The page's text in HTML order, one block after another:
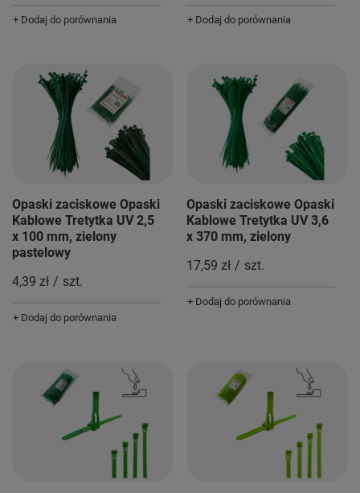
+ Dodaj do porównania + Dodaj do porównania
Opaski zaciskowe Opaski
Kablowe Tretytka UV 2,5
x 100 mm, zielony
pastelowy
4,39 zł / szt.
+ Dodaj do porównania
Opaski zaciskowe Opaski
Kablowe Tretytka UV 3,6
x 370 mm, zielony
17,59 zł / szt.
+ Dodaj do porównania